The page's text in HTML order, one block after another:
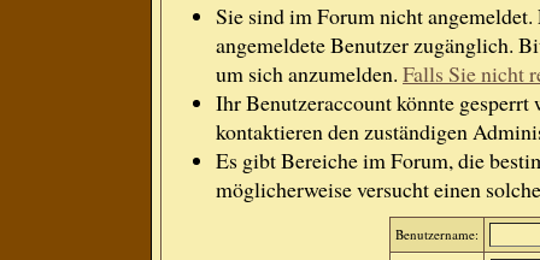
Sie sind im Forum nicht
angemeldete Benutzer zugänglich.
um sich anzumelden. Falls Sie nicht
Ihr Benutzeraccount könnte gesperrt
kontaktieren den zuständigen
Es gibt Bereiche im Forum, die
möglicherweise versucht einen
Benutzername: